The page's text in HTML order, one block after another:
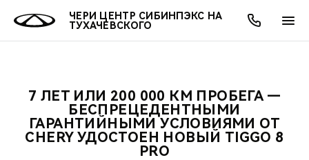
ЧЕРИ ЦЕНТР СИБИНПЭКС НА
ТУХАЧЕВСКОГО
МОДЕЛИ
ВСЕ МОДЕЛИ
ПОКУПАТЕЛЯМ
ВЫБОР И ПОКУПКА
ВЛАДЕЛЬЦАМ
СЕРВИС
МИР CHERY
АКСЕССУАРЫ
АКЦИИ
ВЫГОДЫ И АКЦИИ
ОНЛАЙН СЕРВИСЫ
ВЫБОР И ПОКУПКА
О КОМПАНИИ
О НАС
7 ЛЕТ ИЛИ 200 000 КМ ПРОБЕГА —
БЕСПРЕЦЕДЕНТНЫМИ
ГАРАНТИЙНЫМИ УСЛОВИЯМИ ОТ
CHERY УДОСТОЕН НОВЫЙ TIGGO 8
PRO